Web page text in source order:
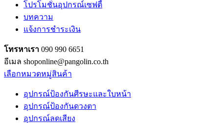
โปรโมชั่นอุปกรณ์เซฟตี้
บทความ
แจ้งการชำระเงิน
โทรหาเรา 090 990 6651
อีเมล shoponline@pangolin.co.th
เลือกหมวดหมู่สินค้า
อุปกรณ์ป้องกันศีรษะและใบหน้า
อุปกรณ์ป้องกันดวงตา
อุปกรณ์ลดเสียง